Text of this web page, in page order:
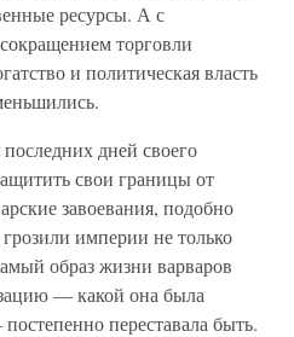
ресурсы. А с
торговли
и политическая власть
дней своего
свои границы от
завоевания, подобно
империи не только
образ жизни варваров
— какой она была
переставала быть.